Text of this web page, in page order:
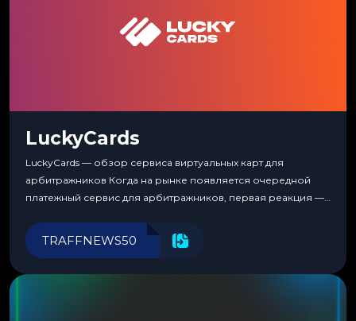
LuckyCards
LuckyCards — обзор сервиса виртуальных карт для
арбитражников Когда на рынке появляется очередной
платежный сервис для арбитражников, первая реакция —
перестаешь воспринимать всерьез любой новый продукт,
пока тот не докажет обратное делом. LuckyCards — история
TRAFFNEWS50